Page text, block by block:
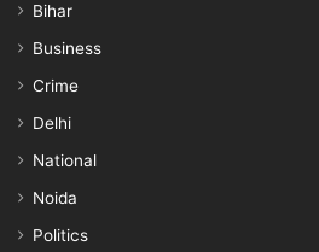
Bihar
Business
Crime
Delhi
National
Noida
Politics